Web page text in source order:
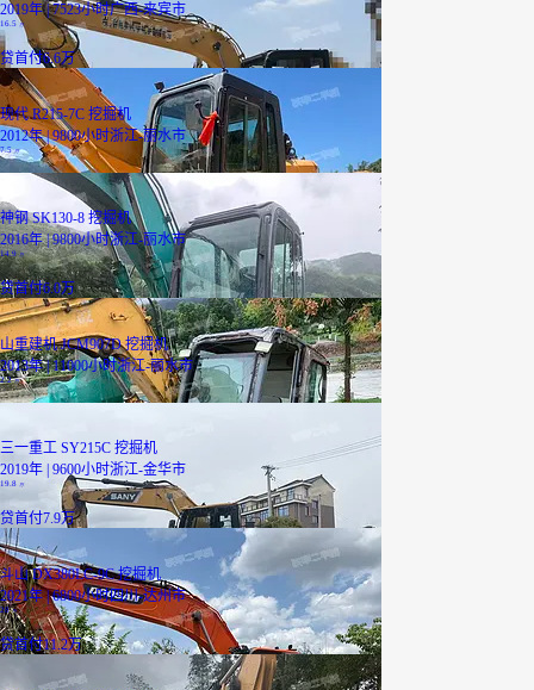
2019年 | 7523小时广西-来宾市
16.5 万
贷首付6.6万
现代 R215-7C 挖掘机
2012年 | 9800小时浙江-丽水市
7.5 万
神钢 SK130-8 挖掘机
2016年 | 9800小时浙江-丽水市
14.9 万
贷首付6.0万
山重建机 JCM907D 挖掘机
2013年 | 11000小时浙江-丽水市
2.2万
三一重工 SY215C 挖掘机
2019年 | 9600小时浙江-金华市
19.8 万
贷首付7.9万
斗山 DX380LC-9C 挖掘机
2021年 | 6800小时四川-达州市
28万
贷首付11.2万